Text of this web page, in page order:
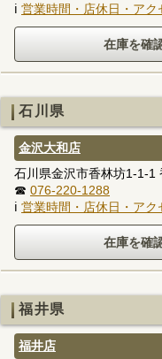
ℹ 営業時間・店休日・アク
石川県
金沢大和店
石川県金沢市香林坊1-1-1
☎ 076-220-1288
ℹ 営業時間・店休日・アク
福井県
福井店